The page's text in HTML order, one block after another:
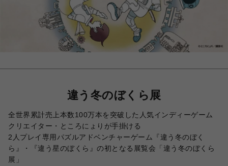
違う冬のぼくら展
全世界累計売上本数100万本を突破した人気インディーゲーム
クリエイター・ところにょりが手掛ける
2人プレイ専用パズルアドベンチャーゲーム『違う冬のぼく
ら』・『違う星のぼくら』の初となる展覧会「違う冬のぼくら
展」